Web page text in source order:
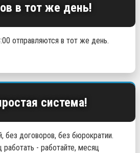
в тот же день!
отправляются в тот же день.
система!
без договоров, без бюрократии.
работать - работайте, месяц